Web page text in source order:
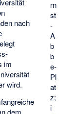
rn
st
-
A
b
b
e-
Pl
at
z;
i
nach
im
wird.
dem